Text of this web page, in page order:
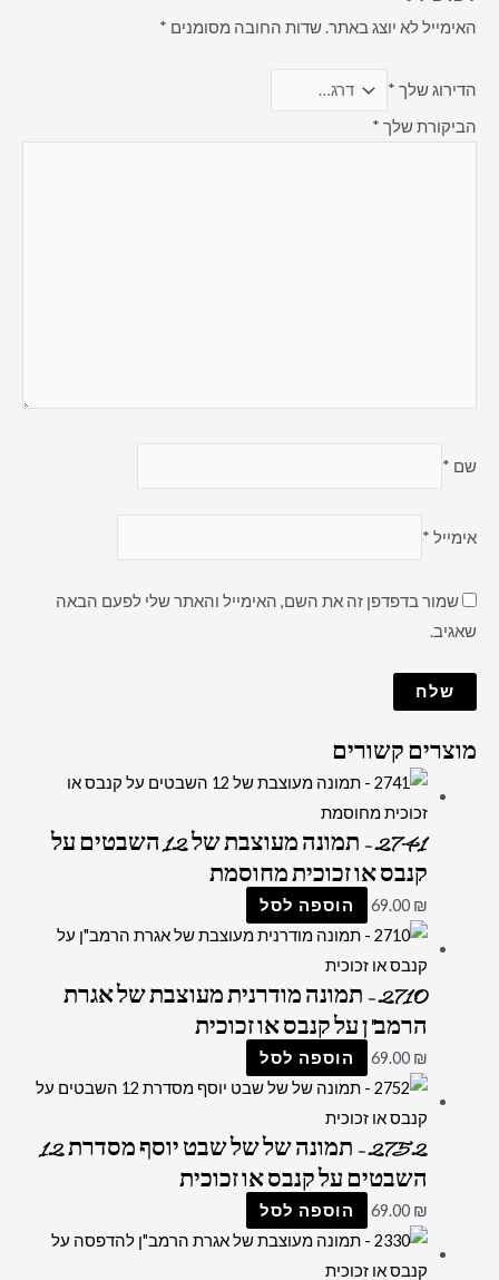
האימייל לא יוצג באתר.שדות החובה מסומנים *
הדירוג שלך *
הביקורת שלך *
שם *
אימייל *
שמור בדפדפן זה את השם, האימייל והאתר שלי לפעם הבאה
שאגיב.
מוצרים קשורים
2741 – תמונה מעוצבת של 12 השבטים על
קנבס או זכוכית מחוסמת
69.00 ₪ הוספה לסל
2710 – תמונה מודרנית מעוצבת של אגרת
הרמב"ן על קנבס או זכוכית
69.00 ₪ הוספה לסל
2752 – תמונה של של שבט יוסף מסדרת 12
השבטים על קנבס או זכוכית
69.00 ₪ הוספה לסל